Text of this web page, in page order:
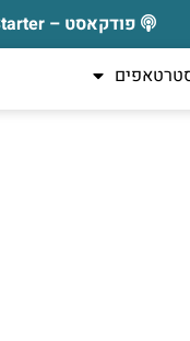
פודקאסט – Starter